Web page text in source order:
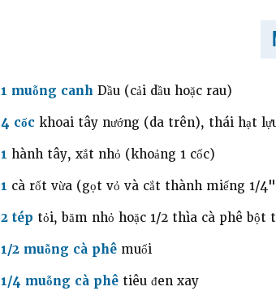
1 muỗng canh Dầu (cải dầu hoặc rau)
4 cốc khoai tây nướng (da trên), thái hạt
1 hành tây, xắt nhỏ (khoảng 1 cốc)
1 cà rốt vừa (gọt vỏ và cắt thành miếng 1/
2 tép tỏi, băm nhỏ hoặc 1/2 thìa cà phê bột
1/2 muỗng cà phê muối
1/4 muỗng cà phê tiêu đen xay